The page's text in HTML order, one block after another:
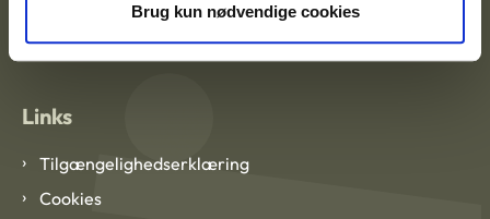
Brug kun nødvendige cookies
Om Ankestyrelsen
Blanketter og kontaktformularer
Links
Tilgængelighedserklæring
Cookies